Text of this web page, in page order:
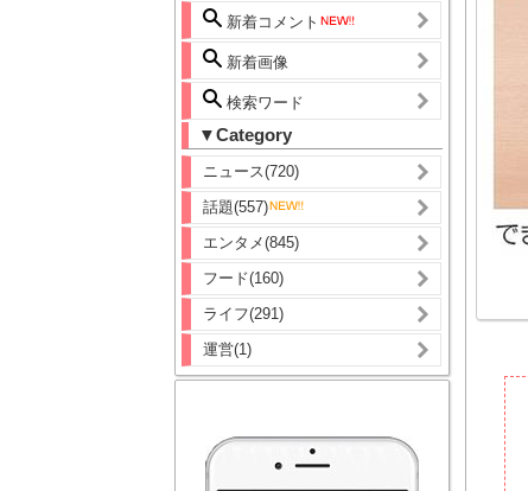
新着コメント
新着画像
検索ワード
▼Category
ニュース(720)
話題(557)
エンタメ(845)
フード(160)
ライフ(291)
運営(1)